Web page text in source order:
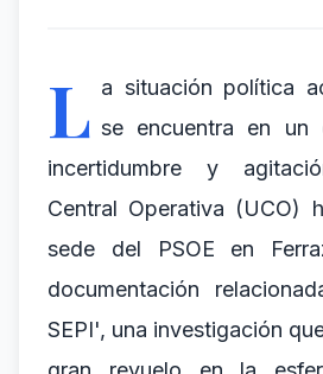
L a situación política
se encuentra en un
incertidumbre y
Central Operativa (UCO)
sede del PSOE en
documentación
SEPI', una investigación